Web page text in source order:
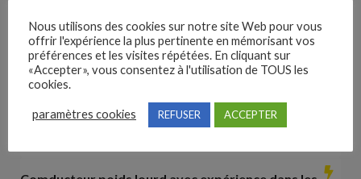
Lyon 69001
Collaborateur comptable H/F
parHays France
Nous utilisons des cookies sur notre site Web pour vous
offrir l'expérience la plus pertinente en mémorisant vos
préférences et les visites répétées. En cliquant sur
«Accepter», vous consentez à l'utilisation de TOUS les
cookies.
paramètres cookies REFUSER ACCEPTER